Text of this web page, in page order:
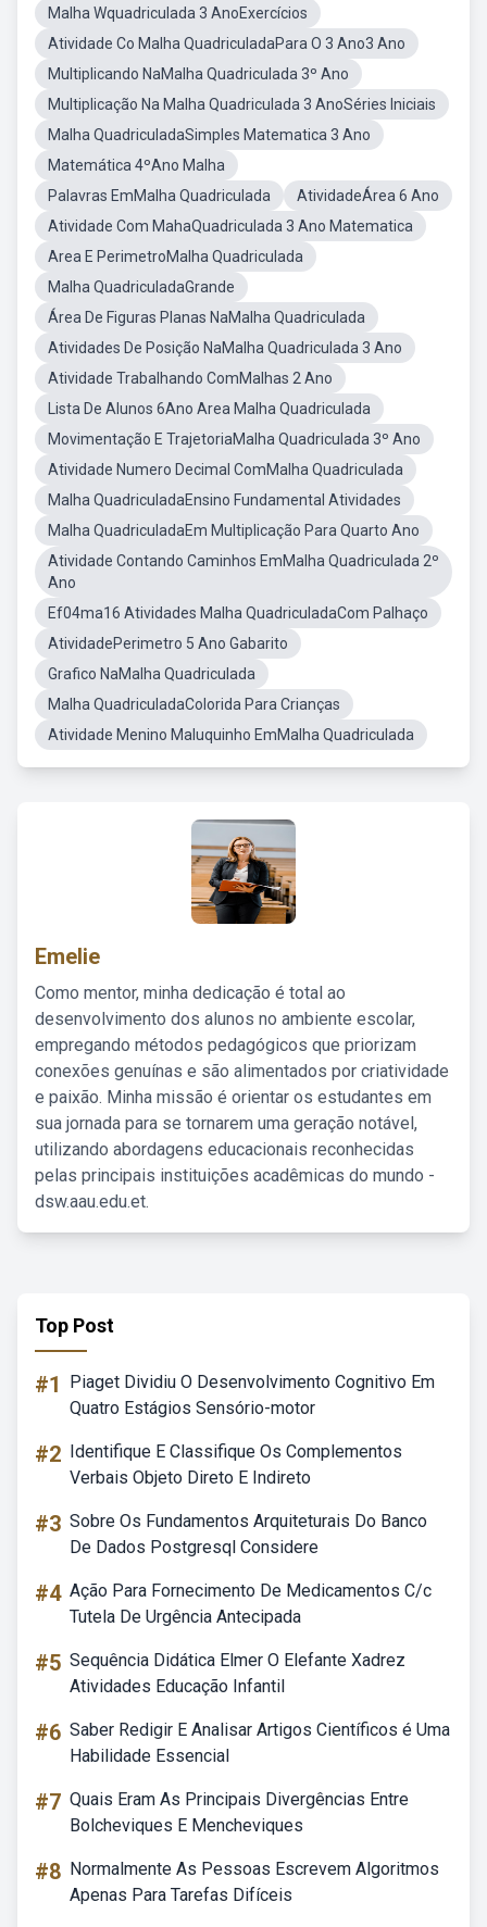
Malha Wquadriculada 3 AnoExercícios
Atividade Co Malha QuadriculadaPara O 3 Ano3 Ano
Multiplicando NaMalha Quadriculada 3º Ano
Multiplicação Na Malha Quadriculada 3 AnoSéries Iniciais
Malha QuadriculadaSimples Matematica 3 Ano
Matemática 4ºAno Malha
Palavras EmMalha Quadriculada
AtividadeÁrea 6 Ano
Atividade Com MahaQuadriculada 3 Ano Matematica
Area E PerimetroMalha Quadriculada
Malha QuadriculadaGrande
Área De Figuras Planas NaMalha Quadriculada
Atividades De Posição NaMalha Quadriculada 3 Ano
Atividade Trabalhando ComMalhas 2 Ano
Lista De Alunos 6Ano Area Malha Quadriculada
Movimentação E TrajetoriaMalha Quadriculada 3º Ano
Atividade Numero Decimal ComMalha Quadriculada
Malha QuadriculadaEnsino Fundamental Atividades
Malha QuadriculadaEm Multiplicação Para Quarto Ano
Atividade Contando Caminhos EmMalha Quadriculada 2º
Ano
Ef04ma16 Atividades Malha QuadriculadaCom Palhaço
AtividadePerimetro 5 Ano Gabarito
Grafico NaMalha Quadriculada
Malha QuadriculadaColorida Para Crianças
Atividade Menino Maluquinho EmMalha Quadriculada
Emelie
Como mentor, minha dedicação é total ao
desenvolvimento dos alunos no ambiente escolar,
empregando métodos pedagógicos que priorizam
conexões genuínas e são alimentados por criatividade
e paixão. Minha missão é orientar os estudantes em
sua jornada para se tornarem uma geração notável,
utilizando abordagens educacionais reconhecidas
pelas principais instituições acadêmicas do mundo -
dsw.aau.edu.et.
Top Post
#1
Piaget Dividiu O Desenvolvimento Cognitivo Em
Quatro Estágios Sensório-motor
#2 Identifique E Classifique Os Complementos
Verbais Objeto Direto E Indireto
#3 Sobre Os Fundamentos Arquiteturais Do Banco
De Dados Postgresql Considere
#4 Ação Para Fornecimento De Medicamentos C/c
Tutela De Urgência Antecipada
#5 Sequência Didática Elmer O Elefante Xadrez
Atividades Educação Infantil
#6 Saber Redigir E Analisar Artigos Científicos é Uma
Habilidade Essencial
#7 Quais Eram As Principais Divergências Entre
Bolcheviques E Mencheviques
#8 Normalmente As Pessoas Escrevem Algoritmos
Apenas Para Tarefas Difíceis